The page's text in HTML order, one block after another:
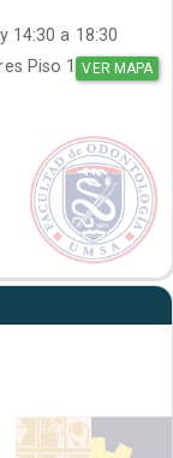
14:30 a 18:30
Piso 1 VER MAPA